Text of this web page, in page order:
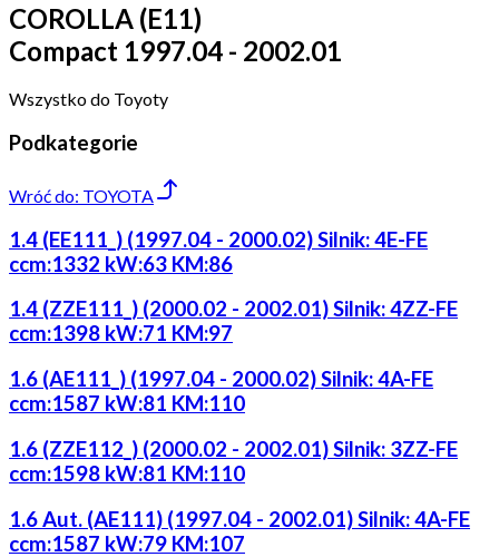
COROLLA (E11)
Compact 1997.04 - 2002.01
Wszystko do Toyoty
Podkategorie
Wróć do: TOYOTA
1.4 (EE111_) (1997.04 - 2000.02) Silnik: 4E-FE
ccm:1332 kW:63 KM:86
1.4 (ZZE111_) (2000.02 - 2002.01) Silnik: 4ZZ-FE
ccm:1398 kW:71 KM:97
1.6 (AE111_) (1997.04 - 2000.02) Silnik: 4A-FE
ccm:1587 kW:81 KM:110
1.6 (ZZE112_) (2000.02 - 2002.01) Silnik: 3ZZ-FE
ccm:1598 kW:81 KM:110
1.6 Aut. (AE111) (1997.04 - 2002.01) Silnik: 4A-FE
ccm:1587 kW:79 KM:107